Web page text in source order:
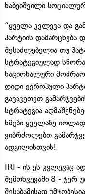
ხაბეიშვილი
“ყველა კვლევა და
პარტიის დამარცხება
შესაძლებელია თუ
სტრატეგიულად
ნაციონალური
დიდი ევროპული
გავაკეთეთ
სტრატეგია
ხმები ყველაზე იოლად
ვიბრძოლებთ
ადგილისთვის!
IRI - ის ეს კვლევაც
შემთხვევაში 8 - ჯერ
შესაბამისად